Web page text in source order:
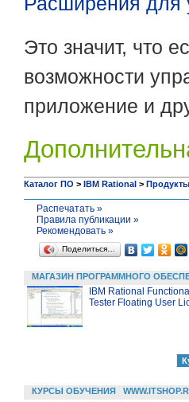
Это значит, что
возможности
приложение и
Каталог ПО > IBM Rational > Продукты
Распечатать »
Правила публикации »
Рекомендовать »
Поделиться…
МАГАЗИН ПРОГРАММНОГО
IBM Rational
Tester Floating User
КУРСЫ ОБУЧЕНИЯ